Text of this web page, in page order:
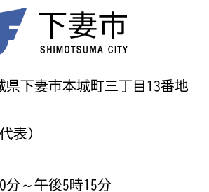
県下妻市本城町三丁目13番地
表)
分～午後5時15分